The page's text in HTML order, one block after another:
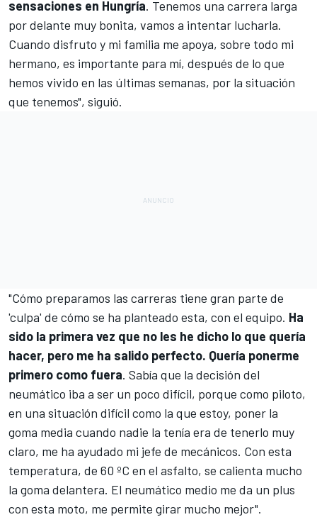
sensaciones en Hungría. Tenemos una carrera larga
por delante muy bonita, vamos a intentar lucharla.
Cuando disfruto y mi familia me apoya, sobre todo mi
hermano, es importante para mí, después de lo que
hemos vivido en las últimas semanas, por la situación
que tenemos", siguió.
"Cómo preparamos las carreras tiene gran parte de
'culpa' de cómo se ha planteado esta, con el equipo. Ha
sido la primera vez que no les he dicho lo que quería
hacer, pero me ha salido perfecto. Quería ponerme
primero como fuera. Sabía que la decisión del
neumático iba a ser un poco difícil, porque como piloto,
en una situación difícil como la que estoy, poner la
goma media cuando nadie la tenía era de tenerlo muy
claro, me ha ayudado mi jefe de mecánicos. Con esta
temperatura, de 60 ºC en el asfalto, se calienta mucho
la goma delantera. El neumático medio me da un plus
con esta moto, me permite girar mucho mejor".